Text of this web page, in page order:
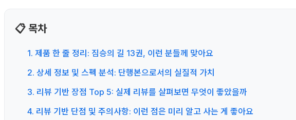
📋 목차
1. 제품 한 줄 정리: 짐승의 길 13권, 이런 분들께 맞아요
2. 상세 정보 및 스펙 분석: 단행본으로서의 실질적 가치
3. 리뷰 기반 장점 Top 5: 실제 리뷰를 살펴보면 무엇이 좋았을까
4. 리뷰 기반 단점 및 주의사항: 이런 점은 미리 알고 사는 게 좋아요